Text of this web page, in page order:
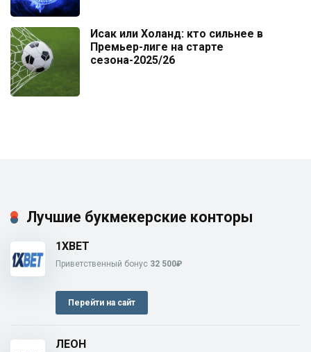
Исак или Холанд: кто сильнее в
Премьер-лиге на старте
сезона-2025/26
Лучшие букмекерские конторы
1XBET
Приветственный бонус 32 500₽
Перейти на сайт
ЛЕОН